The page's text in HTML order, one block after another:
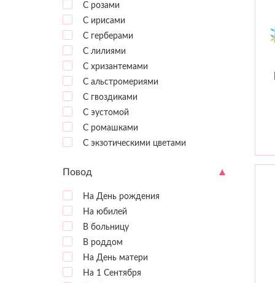
С розами
С ирисами
С герберами
С лилиями
С хризантемами
С альстромериями
С гвоздиками
С эустомой
С ромашками
С экзотическими цветами
Повод
На День рождения
На юбилей
В больницу
В роддом
На День матери
На 1 Сентября